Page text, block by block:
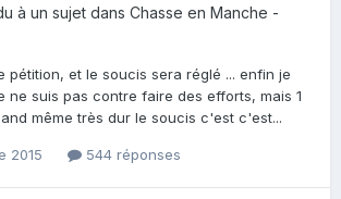
à un sujet dans Chasse en Manche -
pétition, et le soucis sera réglé ... enfin je
ne suis pas contre faire des efforts, mais 1
même très dur le soucis c'est c'est...
2015 544 réponses